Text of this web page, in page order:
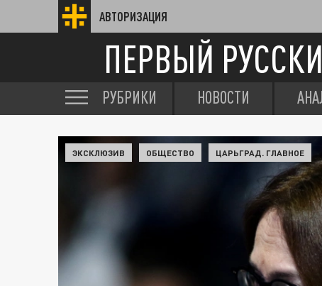
АВТОРИЗАЦИЯ
ПЕРВЫЙ
РУБРИКИ НОВОСТИ
ЭКСКЛЮЗИВ ОБЩЕСТВО ЦАРЬГРАД. ГЛАВНОЕ